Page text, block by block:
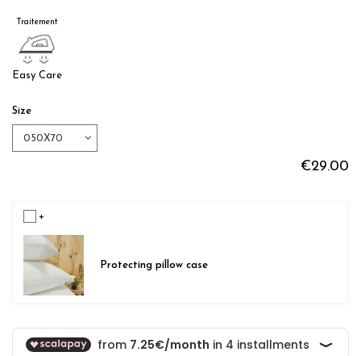
Traitement
Easy Care
Size
€29.00
+
Protecting pillow case